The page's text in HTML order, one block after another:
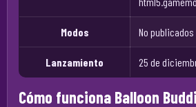
Modos No publicados
Lanzamiento 25 de
Cómo funciona Balloon